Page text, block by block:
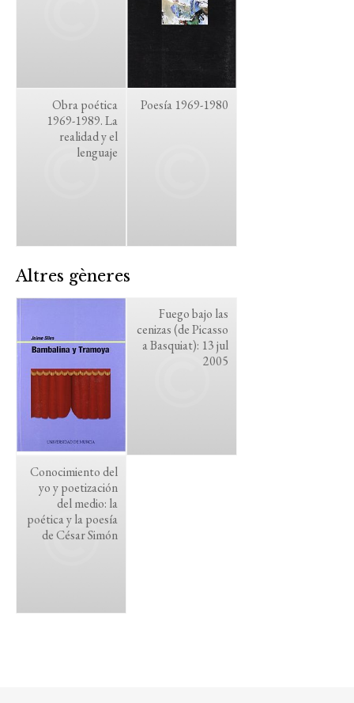
Obra poética
1969-1989. La
realidad y el
lenguaje
Poesía 1969-1980
Altres gèneres
Fuego bajo las
cenizas (de Picasso
a Basquiat): 13 jul
2005
Conocimiento del
yo y poetización
del medio: la
poética y la poesía
de César Simón